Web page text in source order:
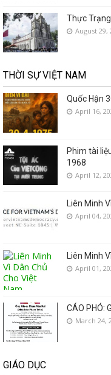
Thực
August 29,
THỜI SỰ VIỆT NAM
Quốc Hận
April 16,
Phim tài
1968
April 12,
Liên Minh
April 04,
Liên Minh
April 01,
CÁO PHÓ:
March 24,
GIÁO DỤC